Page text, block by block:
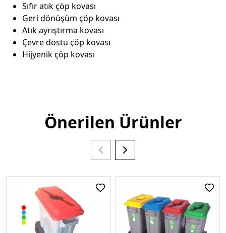
Sıfır atık çöp kovası
Geri dönüşüm çöp kovası
Atık ayrıştırma kovası
Çevre dostu çöp kovası
Hijyenik çöp kovası
Önerilen Ürünler